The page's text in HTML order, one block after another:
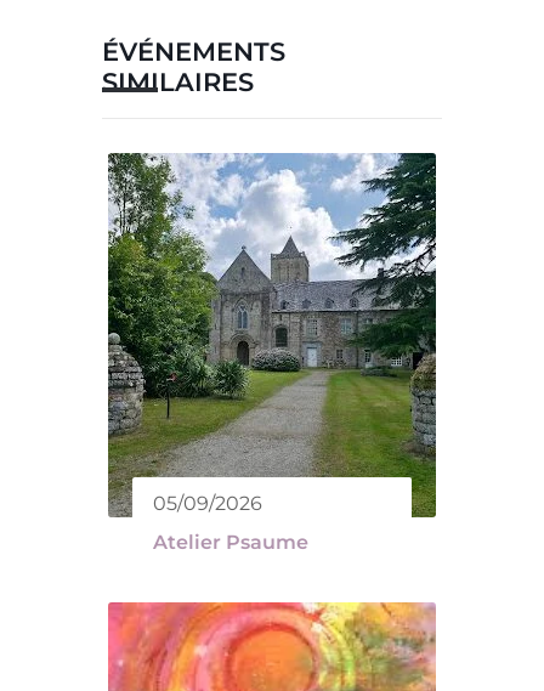
ÉVÉNEMENTS
SIMILAIRES
05/09/2026
Atelier Psaume